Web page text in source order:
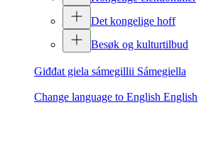
Det kongelige hoff
Besøk og kulturtilbud
Giđđat giela sámegillii Sámegiella
Change language to English English